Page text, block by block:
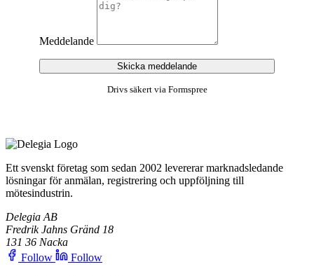
Meddelande
Skicka meddelande
Drivs säkert via Formspree
Ett svenskt företag som sedan 2002 levererar marknadsledande
lösningar för anmälan, registrering och uppföljning till
mötesindustrin.
Delegia AB
Fredrik Jahns Gränd 18
131 36 Nacka
Follow
Follow